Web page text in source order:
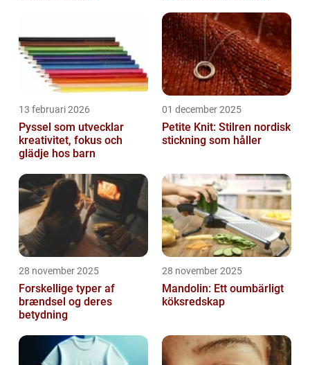
13 februari 2026
Pyssel som utvecklar
kreativitet, fokus och
glädje hos barn
01 december 2025
Petite Knit: Stilren nordisk
stickning som håller
28 november 2025
Forskellige typer af
brændsel og deres
betydning
28 november 2025
Mandolin: Ett oumbärligt
köksredskap